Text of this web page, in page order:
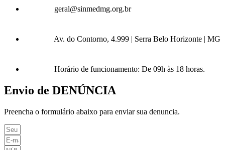
geral@sinmedmg.org.br
Av. do Contorno, 4.999 | Serra Belo Horizonte | MG
Horário de funcionamento: De 09h às 18 horas.
Envio de DENÚNCIA
Preencha o formulário abaixo para enviar sua denuncia.